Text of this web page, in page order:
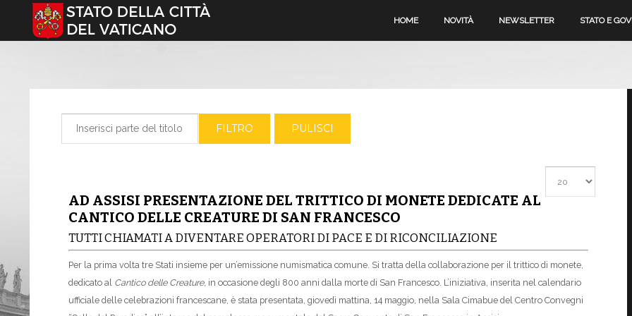
Seleziona la tua lingua HOME NOVITÀ NEWSLETTER STATO E
FILTRO PULISCI
AD ASSISI PRESENTAZIONE DEL TRITTICO DI MONETE DEDICATE AL
CANTICO DELLE CREATURE DI SAN FRANCESCO
TUTTI CHIAMATI A DIVENTARE OPERATORI DI PACE E DI RICONCILIAZIONE
Per la prima volta tre Stati insieme per un’emissione numismatica comune. Si tratta della collaborazione per il trittico di monete,
dedicato al Cantico delle Creature, in occasione degli 800 anni dalla morte di San Francesco. L’iniziativa, inserita nel calendario
ufficiale delle celebrazioni francescane, è stata presentata, giovedì mattina, 14 maggio, nella Sala Cimabue del Centro Convegni